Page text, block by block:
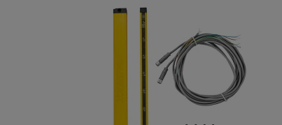
dell'emettitore e del ricevitore.